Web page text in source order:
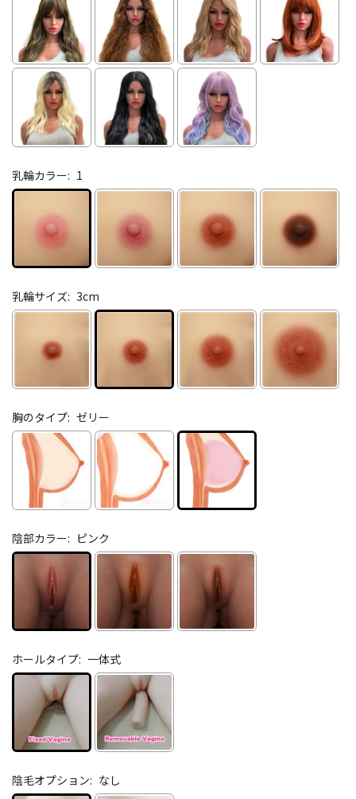
乳輪カラー: 1
乳輪サイズ: 3cm
胸のタイプ: ゼリー
陰部カラー: ピンク
ホールタイプ: 一体式
陰毛オプション: なし